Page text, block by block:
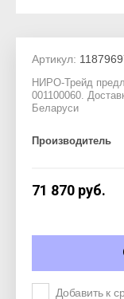
Артикул:
НИРО-Трейд
001100060.
Беларуси
Производитель
71 870 руб.
Добавить к